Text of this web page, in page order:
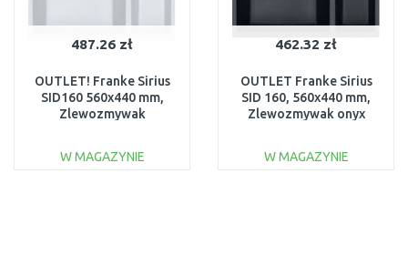
487.26 zł
OUTLET! Franke Sirius
SID160 560x440 mm,
Zlewozmywak
W MAGAZYNIE
462.32 zł
OUTLET Franke Sirius
SID 160, 560x440 mm,
Zlewozmywak onyx
W MAGAZYNIE